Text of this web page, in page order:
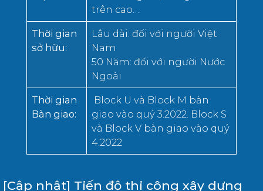
trên cao…
Thời gian
sở hữu:
Lâu dài: đối với người Việt
Nam
50 Năm: đối với người Nước
Ngoài
Thời gian
Bàn giao:
Block U và Block M bàn
giao vào quý 3.2022. Block S
và Block V bàn giao vào quý
4.2022
[Cập nhật] Tiến độ thi công xây dựng